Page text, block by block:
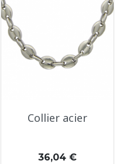
Collier acier
Prix
36,04 €